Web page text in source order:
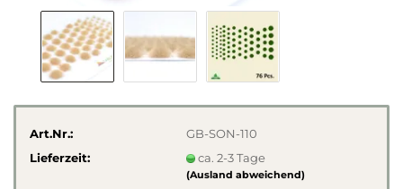
Art.Nr.:
GB-SON-110
Lieferzeit:
ca. 2-3 Tage
(Ausland abweichend)